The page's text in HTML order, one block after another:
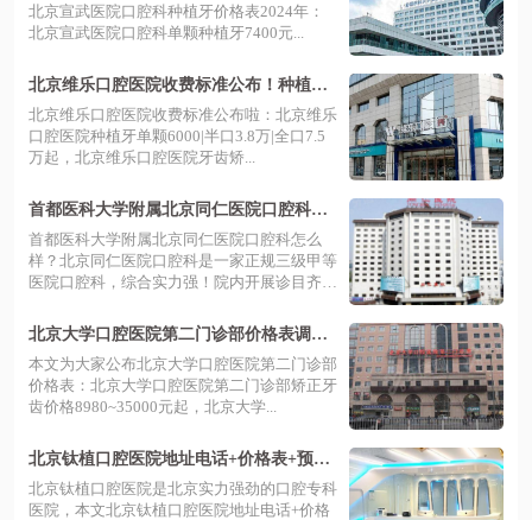
北京宣武医院口腔科种植牙价格表2024年：
北京宣武医院口腔科单颗种植牙7400元...
北京维乐口腔医院收费标准公布！种植牙6
000|牙齿矫正1.5万元起
北京维乐口腔医院收费标准公布啦：北京维乐
口腔医院种植牙单颗6000|半口3.8万|全口7.5
万起，北京维乐口腔医院牙齿矫...
首都医科大学附属北京同仁医院口腔科怎
么样？综合实力+医生技术+价格表一览
首都医科大学附属北京同仁医院口腔科怎么
样？北京同仁医院口腔科是一家正规三级甲等
医院口腔科，综合实力强！院内开展诊目齐
北京大学口腔医院第二门诊部价格表调
整：矫正8980+种植牙8880+拔牙550+
本文为大家公布北京大学口腔医院第二门诊部
价格表：北京大学口腔医院第二门诊部矫正牙
齿价格8980~35000元起，北京大学...
北京钛植口腔医院地址电话+价格表+预约
挂号方式全都有
北京钛植口腔医院是北京实力强劲的口腔专科
医院，本文北京钛植口腔医院地址电话+价格